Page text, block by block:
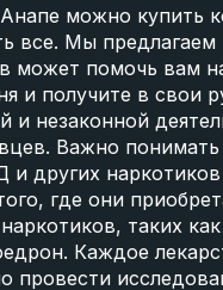
можно купить
все. Мы
может помочь вам
и получите в свои
и незаконной
Важно
и других
где они
таких
Каждое
провести